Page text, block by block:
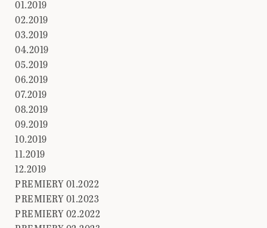
01.2019
02.2019
03.2019
04.2019
05.2019
06.2019
07.2019
08.2019
09.2019
10.2019
11.2019
12.2019
PREMIERY 01.2022
PREMIERY 01.2023
PREMIERY 02.2022